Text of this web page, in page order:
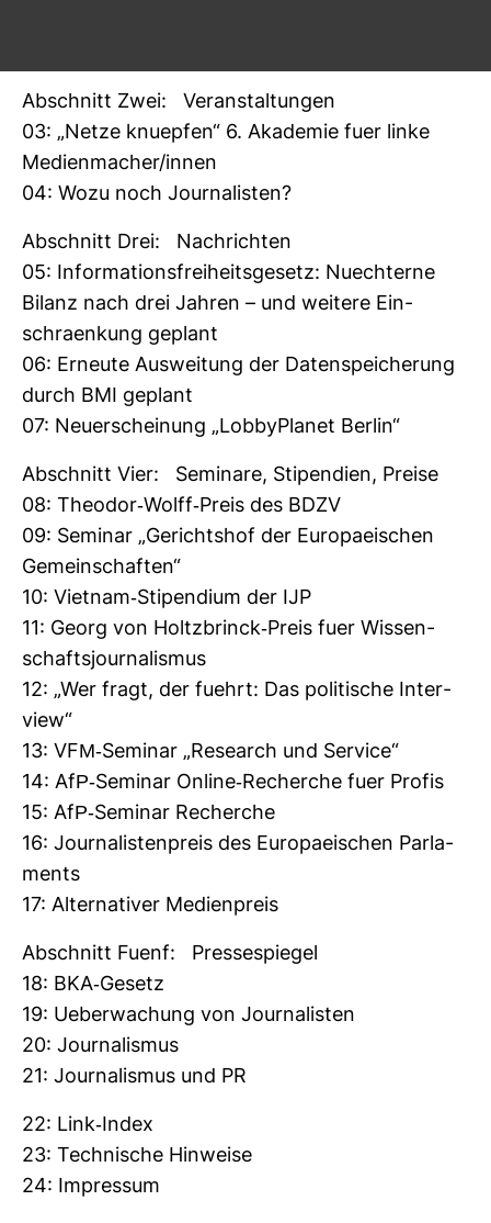
Abschnitt Zwei: Ver­an­stal­tungen
03: „Netze knue­pfen“ 6. Aka­demie fuer linke
Medi­en­ma­cher/innen
04: Wozu noch Jour­na­listen?
Abschnitt Drei: Nach­richten
05: Infor­ma­ti­ons­frei­heits­ge­setz: Nuech­terne
Bilanz nach drei Jahren – und wei­tere Ein­
schraen­kung geplant
06: Erneute Aus­wei­tung der Daten­spei­che­rung
durch BMI geplant
07: Neu­erschei­nung „Lob­by­Planet Berlin“
Abschnitt Vier: Semi­nare, Sti­pen­dien, Preise
08: Theodor-​Wolff-​Preis des BDZV
09: Seminar „Gerichtshof der Euro­pa­ei­schen
Gemein­schaften“
10: Vietnam-​Sti­pen­dium der IJP
11: Georg von Holtz­brinck-​Preis fuer Wis­sen­
schafts­jour­na­lismus
12: „Wer fragt, der fuehrt: Das poli­ti­sche Inter­
view“
13: VFM-​Seminar „Rese­arch und Ser­vice“
14: AfP-​Seminar Online-​Recherche fuer Profis
15: AfP-​Seminar Recherche
16: Jour­na­lis­ten­preis des Euro­pa­ei­schen Par­la­
ments
17: Alter­na­tiver Medi­en­preis
Abschnitt Fuenf: Pres­se­spiegel
18: BKA-​Gesetz
19: Ueber­wa­chung von Jour­na­listen
20: Jour­na­lismus
21: Jour­na­lismus und PR
22: Link-​Index
23: Tech­ni­sche Hin­weise
24: Impressum